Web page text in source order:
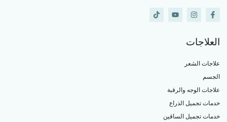
العلاجات
علاجات الشعر
الجسم
علاجات الوجه والرقبة
خدمات تجميل الذراع
خدمات تجميل الساقين